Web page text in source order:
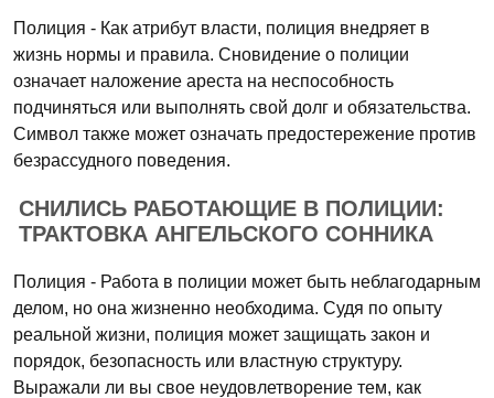
Полиция - Как атрибут власти, полиция внедряет в
жизнь нормы и правила. Сновидение о полиции
означает наложение ареста на неспособность
подчиняться или выполнять свой долг и обязательства.
Символ также может означать предостережение против
безрассудного поведения.
СНИЛИСЬ РАБОТАЮЩИЕ В ПОЛИЦИИ:
ТРАКТОВКА АНГЕЛЬСКОГО СОННИКА
Полиция - Работа в полиции может быть неблагодарным
делом, но она жизненно необходима. Судя по опыту
реальной жизни, полиция может защищать закон и
порядок, безопасность или властную структуру.
Выражали ли вы свое неудовлетворение тем, как